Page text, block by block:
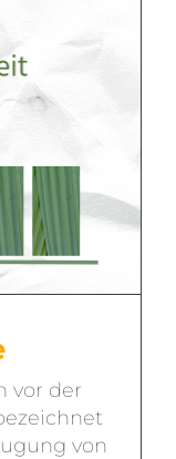
vor der
von